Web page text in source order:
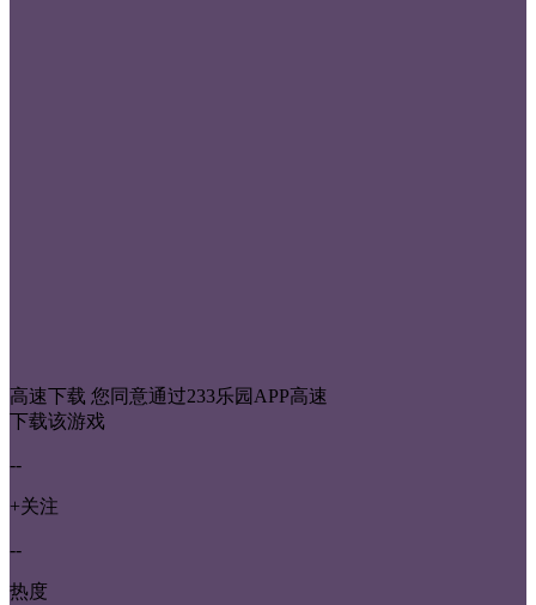
高速下载 您同意通过233乐园APP高速
下载该游戏
--
+关注
--
热度